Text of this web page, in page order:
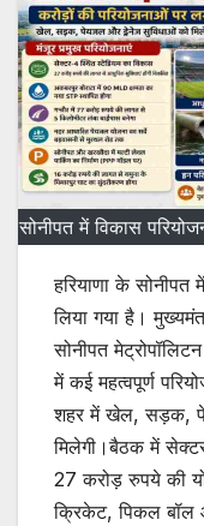
सोनीपत में विकास
हरियाणा के
लिया गया है।
सोनीपत
में कई महत्वपूर्ण
शहर में खेल, सड़क,
मिलेगी।बैठक में
27 करोड़ रुपये की
क्रिकेट, पिकल बॉल